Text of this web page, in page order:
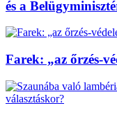
és a
Farek: „az őrzés-